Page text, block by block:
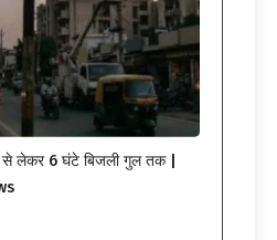
से लेकर 6 घंटे बिजली गुल तक |